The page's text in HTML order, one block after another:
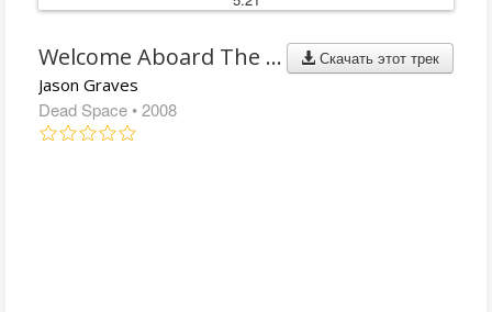
Скачать этот трек
Welcome Aboard The U.S.G. Ishimura
Jason Graves
Dead Space • 2008